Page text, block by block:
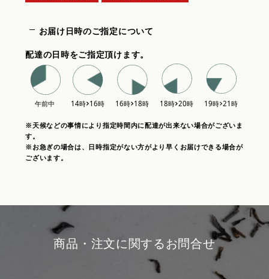
お届け日時のご指定について
配達の日時をご指定頂けます。
※天候などの事情により指定時間内に配達が出来ない場合がございま
す。
※お急ぎの場合は、日時指定がない方がより早くお届けできる場合が
ございます。
商品・注文に関するお問合せ